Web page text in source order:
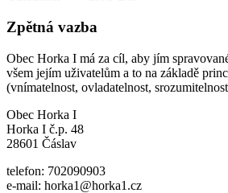
Zpětná vazba
Obec Horka I má za cíl, aby jím
všem jejím uživatelům a to na základě
(vnímatelnost, ovladatelnost,
Obec Horka I
Horka I č.p. 48
28601 Čáslav
telefon: 702090903
e-mail: horka1@horka1.cz